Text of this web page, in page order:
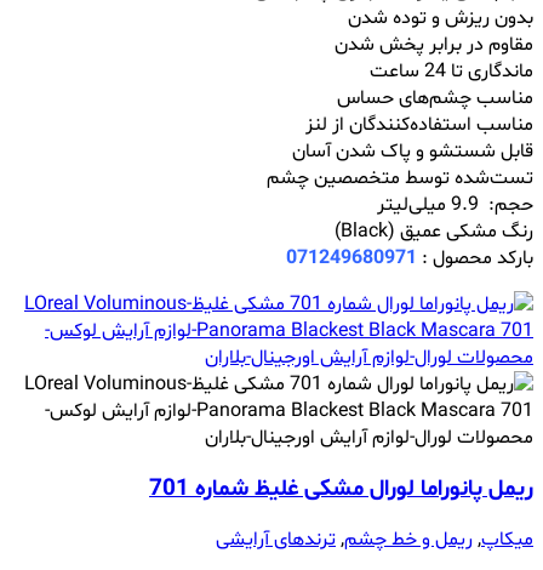
بدون ریزش و توده شدن
مقاوم در برابر پخش شدن
ماندگاری تا 24 ساعت
مناسب چشم‌های حساس
مناسب استفاده‌کنندگان از لنز
قابل شستشو و پاک شدن آسان
تست‌شده توسط متخصصین چشم‌
حجم: 9.9 میلی‌لیتر
رنگ مشکی عمیق (Black)
بارکد محصول : 071249680971
ریمل پانوراما لورال مشکی غلیظ شماره 701
میکاپ,ریمل و خط چشم,ترندهای آرایشی